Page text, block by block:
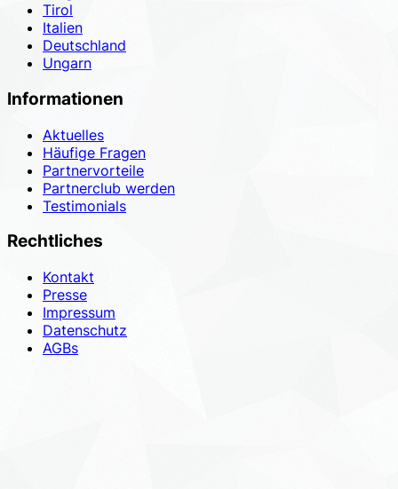
Tirol
Italien
Deutschland
Ungarn
Informationen
Aktuelles
Häufige Fragen
Partnervorteile
Partnerclub werden
Testimonials
Rechtliches
Kontakt
Presse
Impressum
Datenschutz
AGBs